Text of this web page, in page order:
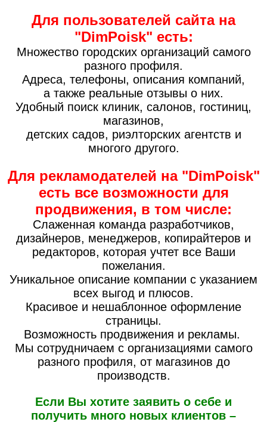
Для пользователей сайта на
"DimPoisk" есть:
Множество городских организаций самого
разного профиля.
Адреса, телефоны, описания компаний,
а также реальные отзывы о них.
Удобный поиск клиник, салонов, гостиниц,
магазинов,
детских садов, риэлторских агентств и
многого другого.
Для рекламодателей на "DimPoisk"
есть все возможности для
продвижения, в том числе:
Слаженная команда разработчиков,
дизайнеров, менеджеров, копирайтеров и
редакторов, которая учтет все Ваши
пожелания.
Уникальное описание компании с указанием
всех выгод и плюсов.
Красивое и нешаблонное оформление
страницы.
Возможность продвижения и рекламы.
Мы сотрудничаем с организациями самого
разного профиля, от магазинов до
производств.
Если Вы хотите заявить о себе и
получить много новых клиентов –